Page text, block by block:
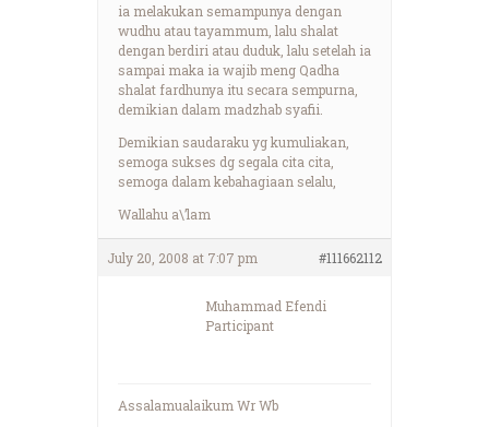
ia melakukan semampunya dengan
wudhu atau tayammum, lalu shalat
dengan berdiri atau duduk, lalu setelah ia
sampai maka ia wajib meng Qadha
shalat fardhunya itu secara sempurna,
demikian dalam madzhab syafii.
Demikian saudaraku yg kumuliakan,
semoga sukses dg segala cita cita,
semoga dalam kebahagiaan selalu,
Wallahu a\’lam
July 20, 2008 at 7:07 pm #111662112
Muhammad Efendi
Participant
Assalamualaikum Wr Wb